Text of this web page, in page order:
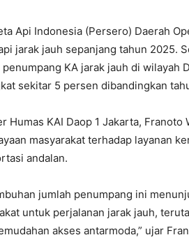
Api Indonesia (Persero) Daerah
jarak jauh sepanjang tahun 2025.
KA jarak jauh di wilayah
sekitar 5 persen dibandingkan
Humas KAI Daop 1 Jakarta,
masyarakat terhadap layanan
andalan.
jumlah penumpang ini
untuk perjalanan jarak jauh,
akses antarmoda,” ujar